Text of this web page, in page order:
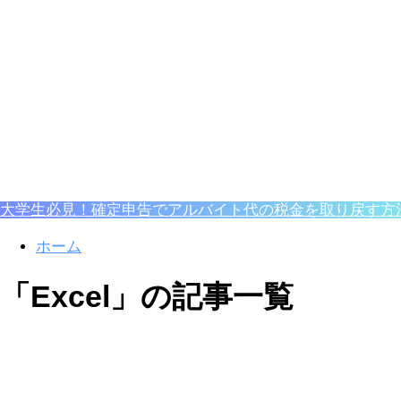
大学生必見！確定申告でアルバイト代の税金を取り戻す方
ホーム
「Excel」の記事一覧